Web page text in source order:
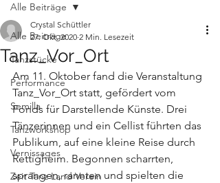
Alle Beiträge
Tanzstücke
Performance
Semilla
Tanzworkshop
Vernissages
Zeit Tanz Land Verein
Alle Beiträge
Tanz_Vor_Ort
Crystal Schüttler
27. Okt. 2020 2 Min. Lesezeit
Am 11. Oktober fand die Veranstaltung
Tanz_Vor_Ort statt, gefördert vom
Fonds für Darstellende Künste. Drei
Tänzerinnen und ein Cellist führten das
Publikum, auf eine kleine Reise durch
Rettigheim. Begonnen scharrten,
sprangen, rannten und spielten die